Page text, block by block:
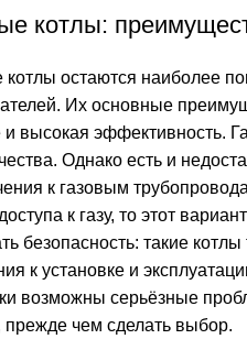
котлы:
котлы остаются наиболее
Их основные
и высокая эффективность.
Однако есть и
к газовым
к газу, то этот
безопасность: такие
к установке и
возможны серьёзные
чем сделать выбор.